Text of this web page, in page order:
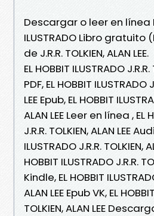
Descargar o leer en línea
ILUSTRADO Libro gratuito
de J.R.R. TOLKIEN, ALAN LEE.
EL HOBBIT ILUSTRADO J.R.R.
PDF, EL HOBBIT ILUSTRADO
LEE Epub, EL HOBBIT
ALAN LEE Leer en línea , EL
J.R.R. TOLKIEN, ALAN LEE
ILUSTRADO J.R.R. TOLKIEN,
HOBBIT ILUSTRADO J.R.R.
Kindle, EL HOBBIT
ALAN LEE Epub VK, EL
TOLKIEN, ALAN LEE